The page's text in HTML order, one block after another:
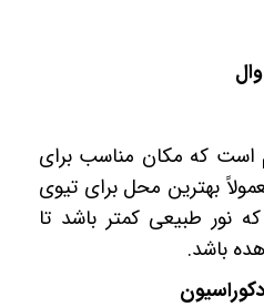
است که مکان مناسب برای
بهترین محل برای تیوی
نور طبیعی کمتر باشد تا
باشد.